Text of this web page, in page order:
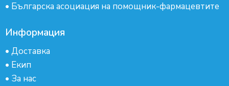
• Българска асоциация на помощник-фармацевтите
Информация
• Доставка
• Екип
• За нас